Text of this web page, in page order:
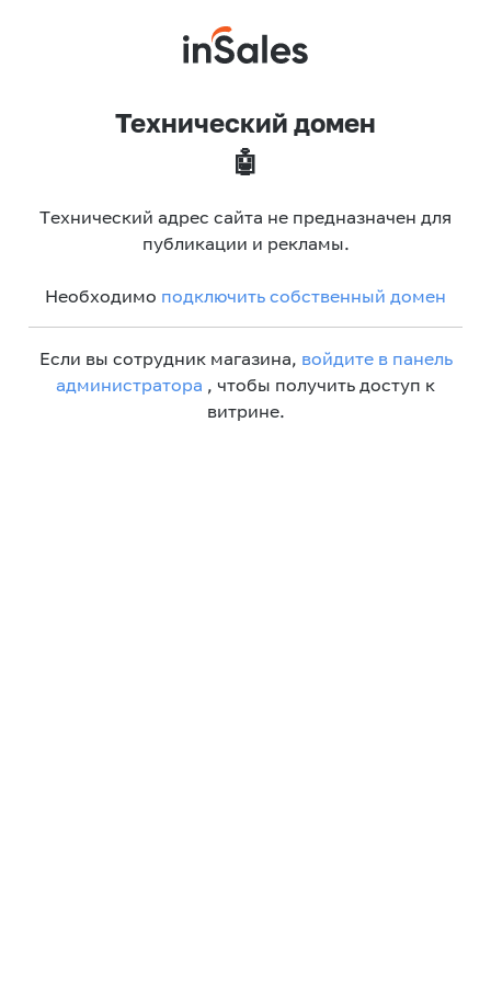
Технический домен
🤖
Технический адрес сайта не предназначен для
публикации и рекламы.
Необходимо подключить собственный домен
Если вы сотрудник магазина, войдите в панель
администратора , чтобы получить доступ к
витрине.